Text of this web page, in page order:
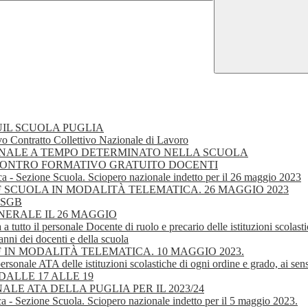
SCUOLA PUGLIA
Contratto Collettivo Nazionale di Lavoro
A TEMPO DETERMINATO NELLA SCUOLA
FORMATIVO GRATUITO DOCENTI
Sezione Scuola. Sciopero nazionale indetto per il 26 maggio 2023
IN MODALITÀ TELEMATICA. 26 MAGGIO 2023
IL 26 MAGGIO
tutto il personale Docente di ruolo e precario delle istituzioni
dei docenti e della scuola
MODALITÀ TELEMATICA. 10 MAGGIO 2023.
ATA delle istituzioni scolastiche di ogni ordine e grado, ai
17 ALLE 19
ATA DELLA PUGLIA PER IL 2023/24
Sezione Scuola. Sciopero nazionale indetto per il 5 maggio 2023.